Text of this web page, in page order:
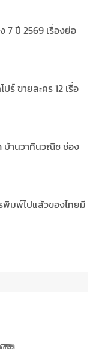
7 ปี 2569 เรื่องย่อ
ขายละคร 12 เรื่อ
บ้านวาทินวณิช ช่อง
มพ์ไปแล้วของไทยมี